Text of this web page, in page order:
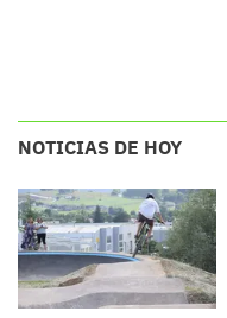
NOTICIAS DE HOY